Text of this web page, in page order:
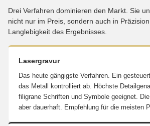
Drei Verfahren dominieren den Markt. Sie
nicht nur im Preis, sondern auch in
Langlebigkeit des Ergebnisses.
Lasergravur
Das heute gängigste Verfahren. Ein
das Metall kontrolliert ab. Höchste
filigrane Schriften und Symbole geeignet.
aber dauerhaft. Empfehlung für die meisten